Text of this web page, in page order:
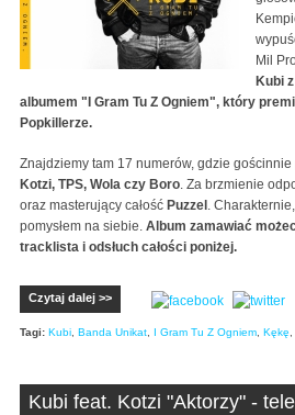
Mil
Kubi
albumem "I Gram Tu Z Ogniem", który
Popkillerze.
Znajdziemy tam 17 numerów, gdzie
Kotzi, TPS, Wola czy Boro. Za brzmienie
oraz masterujący całość Puzzel .
pomysłem na siebie. Album zamawiać
tracklista i odsłuch całości poniżej.
Czytaj dalej >>
Tagi: Kubi, Banda Unikat, I Gram Tu Z Ogniem, Kękę,
Kubi feat. Kotzi "Aktorzy" -